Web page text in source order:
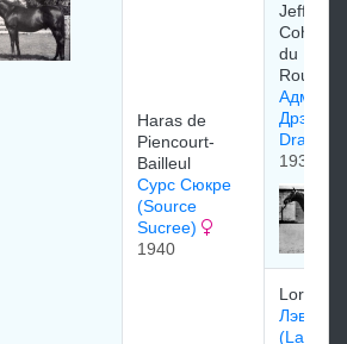
Haras de
Piencourt-
Bailleul
Сурс Сюкре
(Source
Sucree)
1940
Cohn
du Bois-
Roussel)
Дрэйк
Drake)
1931
Lord